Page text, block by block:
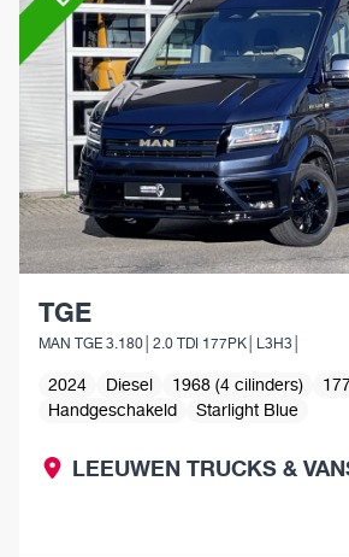
TGE
MAN TGE 3.180│2.0 TDI 177PK│L3H3│
2024 Diesel 1968 (4 cilinders)
Handgeschakeld
Starlight Blue
LEEUWEN TRUCKS &